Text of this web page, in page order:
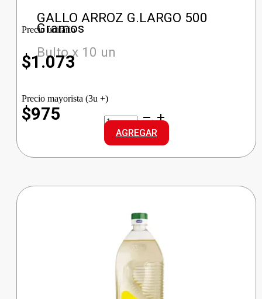
GALLO ARROZ G.LARGO 500
Gramos
Bulto x 10 un
Precio unitario
$1.073
Precio mayorista (3u +)
$975
GALLO
ARROZ
G.LARGO
cantidad
AGREGAR